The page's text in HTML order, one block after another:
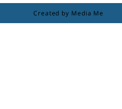
Created by Media Me